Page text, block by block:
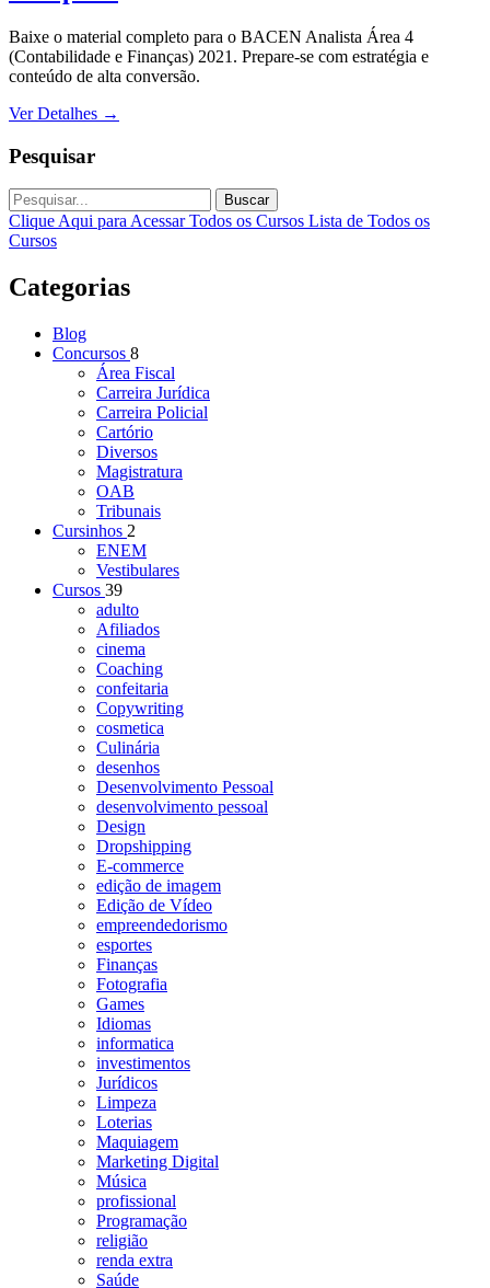
Baixe o material completo para o BACEN Analista Área 4
(Contabilidade e Finanças) 2021. Prepare-se com estratégia e
conteúdo de alta conversão.
Ver Detalhes →
Pesquisar
Buscar
Clique Aqui para Acessar Todos os Cursos Lista de Todos os
Cursos
Categorias
Blog
Concursos 8
Área Fiscal
Carreira Jurídica
Carreira Policial
Cartório
Diversos
Magistratura
OAB
Tribunais
Cursinhos 2
ENEM
Vestibulares
Cursos 39
adulto
Afiliados
cinema
Coaching
confeitaria
Copywriting
cosmetica
Culinária
desenhos
Desenvolvimento Pessoal
desenvolvimento pessoal
Design
Dropshipping
E-commerce
edição de imagem
Edição de Vídeo
empreendedorismo
esportes
Finanças
Fotografia
Games
Idiomas
informatica
investimentos
Jurídicos
Limpeza
Loterias
Maquiagem
Marketing Digital
Música
profissional
Programação
religião
renda extra
Saúde